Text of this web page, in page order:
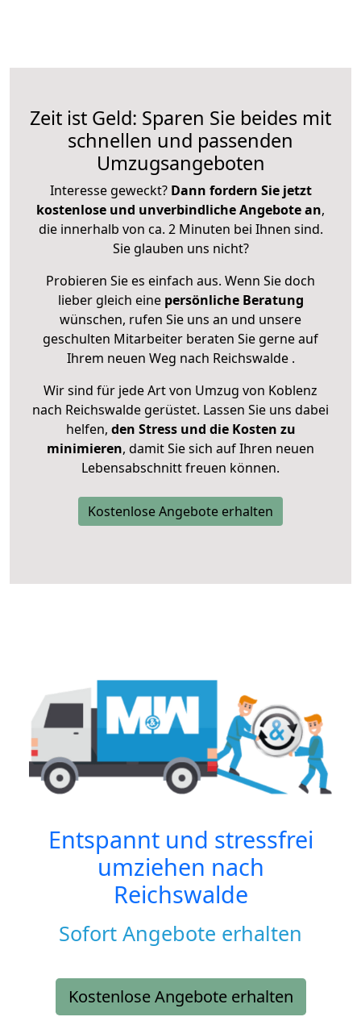
Zeit ist Geld: Sparen Sie beides mit
schnellen und passenden
Umzugsangeboten
Interesse geweckt? Dann fordern Sie jetzt
kostenlose und unverbindliche Angebote an,
die innerhalb von ca. 2 Minuten bei Ihnen sind.
Sie glauben uns nicht?
Probieren Sie es einfach aus. Wenn Sie doch
lieber gleich eine persönliche Beratung
wünschen, rufen Sie uns an und unsere
geschulten Mitarbeiter beraten Sie gerne auf
Ihrem neuen Weg nach Reichswalde .
Wir sind für jede Art von Umzug von Koblenz
nach Reichswalde gerüstet. Lassen Sie uns dabei
helfen, den Stress und die Kosten zu
minimieren, damit Sie sich auf Ihren neuen
Lebensabschnitt freuen können.
Kostenlose Angebote erhalten
Entspannt und stressfrei
umziehen nach
Reichswalde
Sofort Angebote erhalten
Kostenlose Angebote erhalten